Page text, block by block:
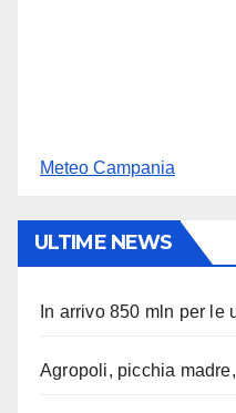
Meteo Campania
ULTIME NEWS
In arrivo 850 mln per le
Agropoli, picchia